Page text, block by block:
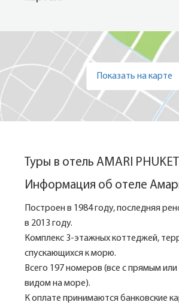
Показать на карте
Туры в отель AMARI
Информация об отеле
Построен в 1984 году, последняя
в 2013 году.
Комплекс 3-этажных коттеджей,
спускающихся к морю.
Всего 197 номеров (все с прямым
видом на море).
К оплате принимаются банковские